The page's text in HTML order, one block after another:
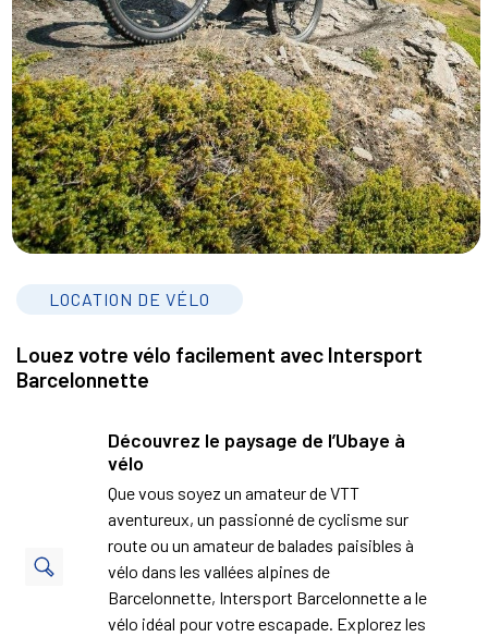
LOCATION DE VÉLO
Louez votre vélo facilement avec Intersport
Barcelonnette
Découvrez le paysage de l’Ubaye à
vélo
Que vous soyez un amateur de VTT
aventureux, un passionné de cyclisme sur
route ou un amateur de balades paisibles à
vélo dans les vallées alpines de
Barcelonnette, Intersport Barcelonnette a le
vélo idéal pour votre escapade. Explorez les